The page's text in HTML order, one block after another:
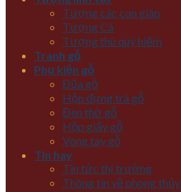
Tượng các con giáp
Tượng Cá
Tượng thú quý hiếm
Tranh gỗ
Phụ kiện gỗ
Đũa gỗ
Hộp đựng trà gỗ
Đèn thờ gỗ
Hộp giấy gỗ
Vòng tay gỗ
Tin hay
Tin tức thị trường
Thông tin về phong thủy